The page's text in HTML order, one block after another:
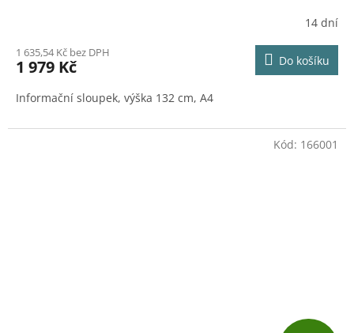
R
M
A
14 dní
1 635,54 Kč bez DPH
1 979 Kč Do košíku
Informační sloupek, výška 132 cm, A4
Kód: 166001